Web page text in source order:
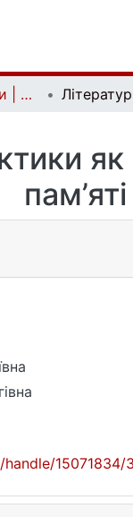
Магістерські роботи | Master's theses
пам’яті
15071834/